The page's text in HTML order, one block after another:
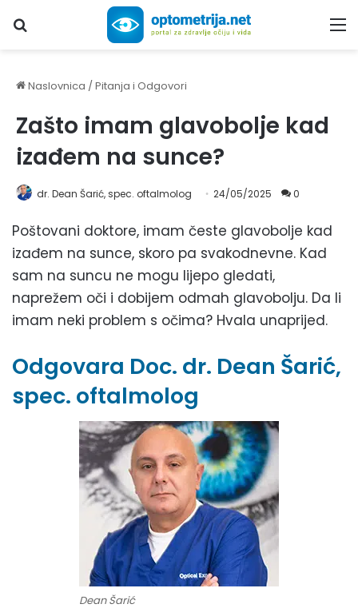
Upiši traženi pojam...
Naslovnica /Pitanja i Odgovori
Zašto imam glavobolje kad
izađem na sunce?
dr. Dean Šarić, spec. oftalmolog 24/05/2025 0
Poštovani doktore, imam česte glavobolje kad
izađem na sunce, skoro pa svakodnevne. Kad
sam na suncu ne mogu lijepo gledati,
naprežem oči i dobijem odmah glavobolju. Da li
imam neki problem s očima? Hvala unaprijed.
Odgovara Doc. dr. Dean Šarić,
spec. oftalmolog
Dean Šarić